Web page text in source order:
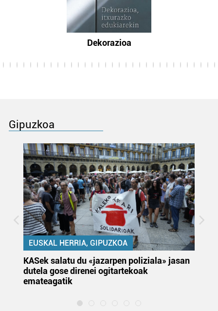
Dekorazioa
Gipuzkoa
EUSKAL HERRIA, GIPUZKOA
KASek salatu du «jazarpen poliziala» jasan
dutela gose direnei ogitartekoak
emateagatik